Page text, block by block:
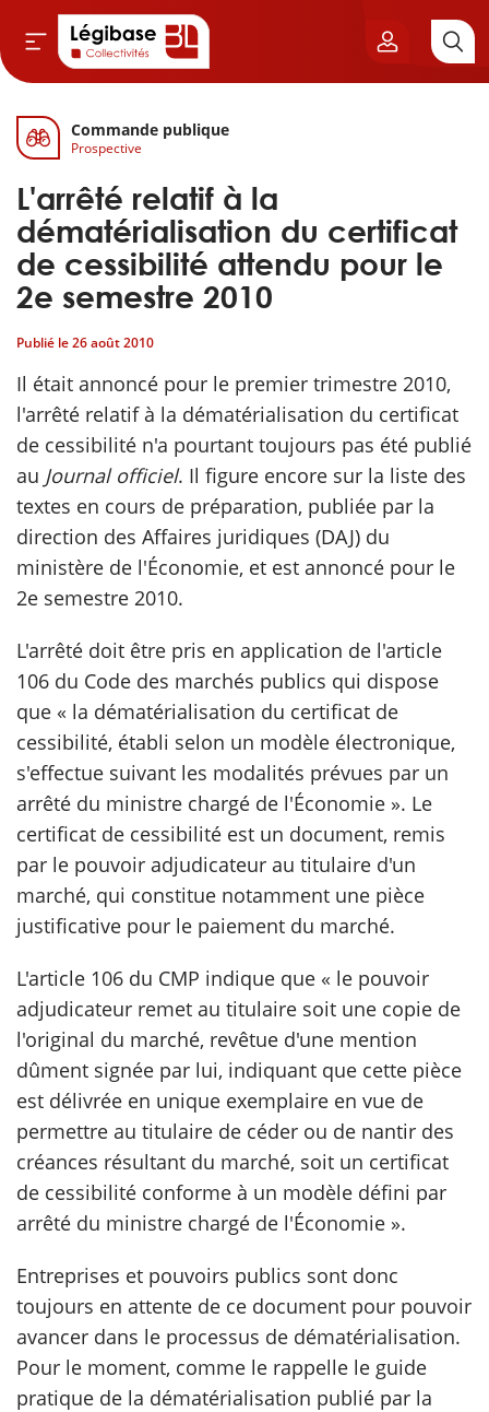
& Cimetières
& Élu local
& Finances locales
publique
Commande publique
Prospective
L'arrêté relatif à la
dématérialisation du certificat
de cessibilité attendu pour le
2e semestre 2010
Publié le26 août 2010
Il était annoncé pour le premier trimestre 2010,
l'arrêté relatif à la dématérialisation du certificat
de cessibilité n'a pourtant toujours pas été publié
au Journal officiel. Il figure encore sur la liste des
textes en cours de préparation, publiée par la
direction des Affaires juridiques (DAJ) du
ministère de l'Économie, et est annoncé pour le
2e semestre 2010.
L'arrêté doit être pris en application de l'article
106 du Code des marchés publics qui dispose
que « la dématérialisation du certificat de
cessibilité, établi selon un modèle électronique,
s'effectue suivant les modalités prévues par un
arrêté du ministre chargé de l'Économie ». Le
certificat de cessibilité est un document, remis
par le pouvoir adjudicateur au titulaire d'un
marché, qui constitue notamment une pièce
justificative pour le paiement du marché.
L'article 106 du CMP indique que « le pouvoir
adjudicateur remet au titulaire soit une copie de
l'original du marché, revêtue d'une mention
dûment signée par lui, indiquant que cette pièce
est délivrée en unique exemplaire en vue de
permettre au titulaire de céder ou de nantir des
créances résultant du marché, soit un certificat
de cessibilité conforme à un modèle défini par
arrêté du ministre chargé de l'Économie ».
Entreprises et pouvoirs publics sont donc
toujours en attente de ce document pour pouvoir
avancer dans le processus de dématérialisation.
Pour le moment, comme le rappelle le guide
pratique de la dématérialisation publié par la